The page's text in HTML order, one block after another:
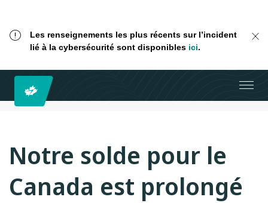
Les renseignements les plus récents sur l’incident
lié à la cybersécurité sont disponibles ici.
Notre solde pour le
Canada est prolongé